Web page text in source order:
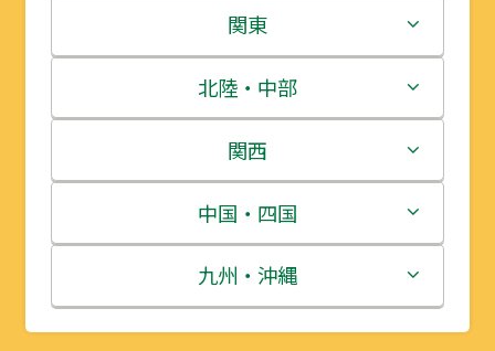
北海道
青森県
岩手県
宮城県
秋田県
山形県
関東
茨城県
栃木県
群馬県
埼玉県
千葉県
北陸・中部
新潟県
富山県
石川県
福井県
関西
三重県
滋賀県
京都府
中国・四国
鳥取県
島根県
九州・沖縄
福岡県